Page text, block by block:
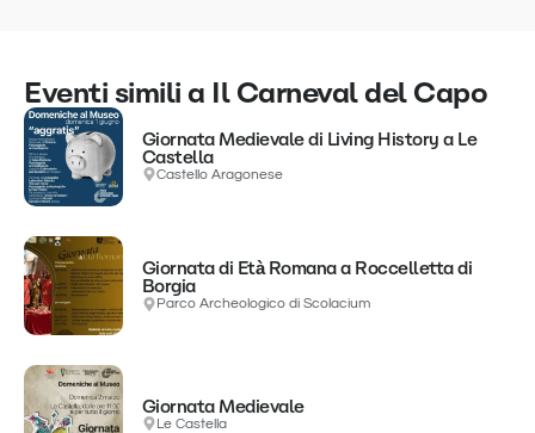
Eventi simili a Il Carneval del Capo
Giornata Medievale di Living History a Le
Castella
Castello Aragonese
Giornata di Età Romana a Roccelletta di
Borgia
Parco Archeologico di Scolacium
Giornata Medievale
Le Castella